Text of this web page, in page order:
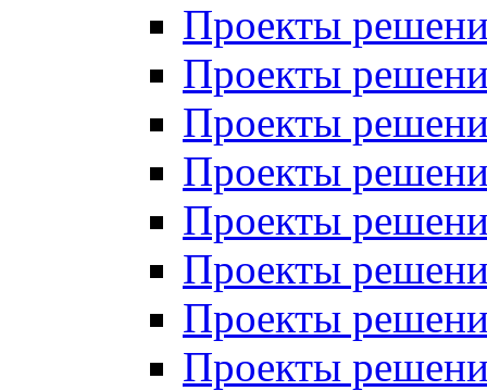
Проекты
Проекты
Проекты
Проекты
Проекты
Проекты
Проекты
Проекты